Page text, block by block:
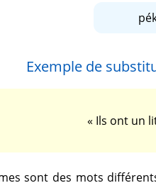
Exemple de
« Ils ont un
sont des mots